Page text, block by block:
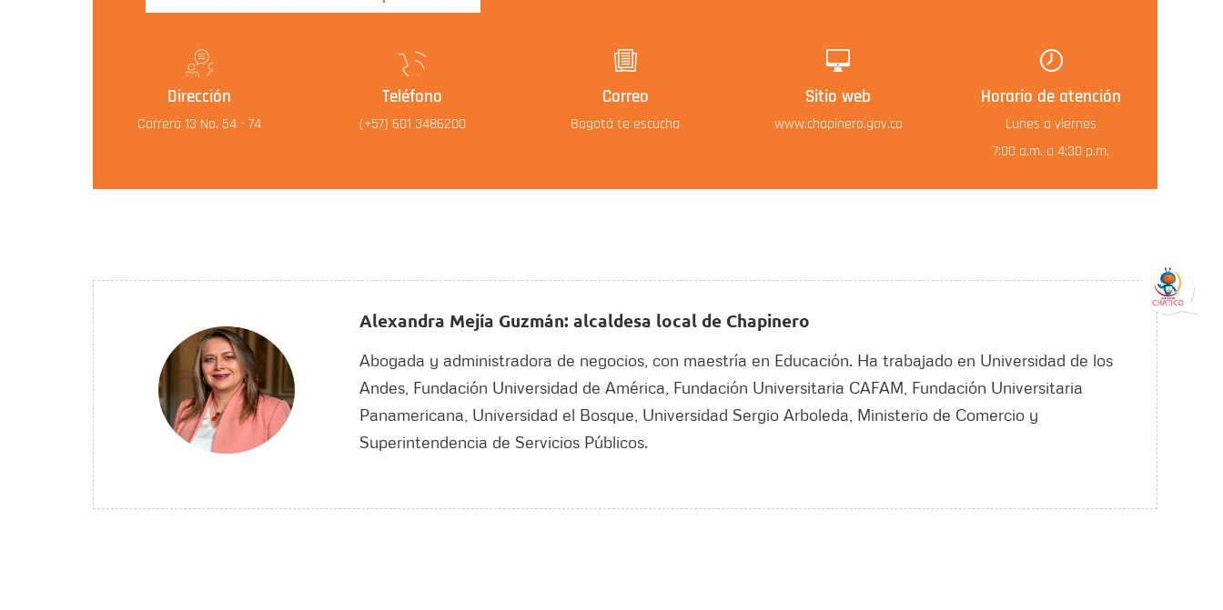
Dirección
Carrera 13 No. 54 - 74
Teléfono
(+57) 601 3486200
Correo
Bogotá te escucha
Sitio web
www.chapinero.gov.co
Horario de atención
Lunes a viernes
7:00 a.m. a 4:30 p.m.
Alexandra Mejía Guzmán: alcaldesa local de Chapinero
Abogada y administradora de negocios, con maestría en Educación. Ha trabajado en Universidad de los
Andes, Fundación Universidad de América, Fundación Universitaria CAFAM, Fundación Universitaria
Panamericana, Universidad el Bosque, Universidad Sergio Arboleda, Ministerio de Comercio y
Superintendencia de Servicios Públicos.